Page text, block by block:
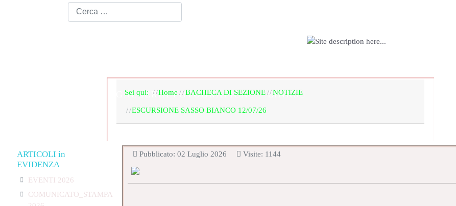
GALLERIA FOTOGRAFICA LINKS
Sei qui: Home BACHECA DI SEZIONE NOTIZIE
ESCURSIONE SASSO BIANCO 12/07/26
ARTICOLI in
EVIDENZA
EVENTI 2026
COMUNICATO_STAMPA
Pubblicato: 02 Luglio 2026 Visite: 1144